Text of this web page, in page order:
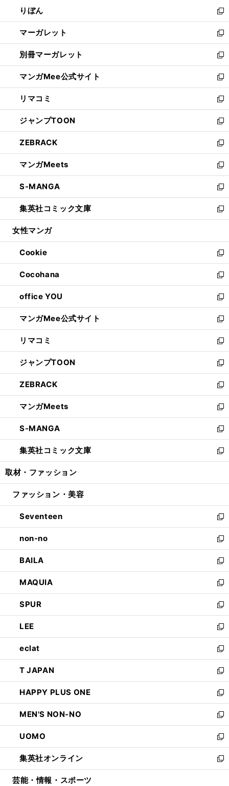
く
で
開
く
ド
ウ
で
開
く
ィ
ン
ド
ウ
で
開
く
りぼん
新
し
い
ウ
ィ
ン
ド
ウ
で
開
く
マーガレット
新
し
い
ウ
ィ
ン
ド
ウ
で
開
く
別冊マーガレット
新
し
い
ウ
ィ
ン
ド
ウ
で
開
く
マンガMee公式サイト
新
し
い
ウ
ィ
ン
ド
ウ
で
開
く
リマコミ
新
し
い
ウ
ィ
ン
ド
ウ
で
開
く
ジャンプTOON
新
し
い
ウ
ィ
ン
ド
ウ
で
開
ZEBRACK
新
し
い
ウ
ィ
ン
ド
ウ
開
く
マンガMeets
新
し
い
ウ
ィ
ン
ウ
で
開
く
S-MANGA
新
し
い
ウ
ン
ド
ウ
で
開
く
集英社コミック文庫
新
し
ウ
ィ
ン
ド
ウ
で
開
く
女性マンガ
Cookie
新
し
い
ウ
ィ
ン
ド
ウ
で
開
く
Cocohana
新
し
い
ウ
ィ
ン
ド
ウ
で
開
く
office YOU
新
し
い
ウ
ィ
ン
ド
ウ
で
開
く
マンガMee公式サイト
新
し
い
ウ
ィ
ン
ド
ウ
で
開
く
リマコミ
新
し
い
ウ
ィ
ン
ド
ウ
で
開
く
ジャンプTOON
新
し
い
ウ
ィ
ン
ド
ウ
で
開
ZEBRACK
新
し
い
ウ
ィ
ン
ド
ウ
開
マンガMeets
新
し
い
ウ
ィ
ン
ウ
開
く
S-MANGA
新
し
い
ウ
ン
ウ
で
開
く
集英社コミック文庫
新
し
ウ
ン
ド
ウ
で
開
く
取材・ファッション
ファッション・美容
Seventeen
新
し
い
ウ
ィ
ン
ド
ウ
で
開
く
non-no
新
し
い
ウ
ィ
ン
ド
ウ
で
開
く
BAILA
新
し
い
ウ
ィ
ン
ド
ウ
で
開
く
MAQUIA
新
し
い
ウ
ィ
ン
ド
ウ
で
開
く
SPUR
新
し
い
ウ
ィ
ン
ド
ウ
で
開
く
LEE
新
し
い
ウ
ィ
ン
ド
ウ
で
開
く
eclat
新
し
い
ウ
ィ
ン
ド
ウ
で
開
く
T JAPAN
新
し
い
ウ
ィ
ン
ド
ウ
で
開
HAPPY PLUS ONE
新
し
い
ウ
ィ
ン
ド
ウ
MEN'S NON-NO
新
し
い
ウ
ィ
ン
UOMO
新
し
い
ウ
集英社オンライン
新
し
芸能・情報・スポーツ